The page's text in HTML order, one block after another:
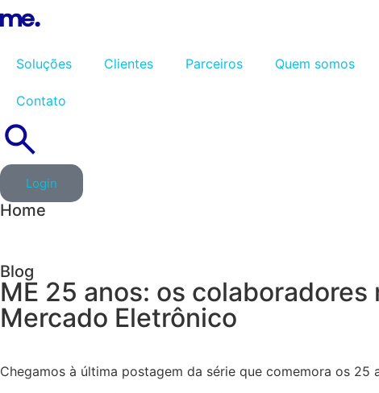
Soluções Clientes Parceiros Quem somos
Contato
Login
Home
Blog
ME 25 anos: os
Mercado Eletrônico
Chegamos à última postagem da série que comemora os